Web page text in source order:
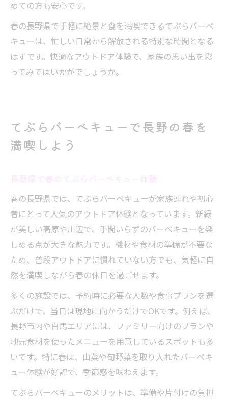
めての方も安心です。
春の長野県で手軽に絶景と食を満喫できるてぶらバーベ
キューは、忙しい日常から解放される特別な時間となる
はずです。快適なアウトドア体験で、家族の思い出を彩
ってみてはいかがでしょうか。
てぶらバーベキューで長野の春を
満喫しよう
春の長野県では、てぶらバーベキューが家族連れや初心
者にとって人気のアウトドア体験となっています。新緑
が美しい高原や川辺で、手間いらずのバーベキューを楽
しめる点が大きな魅力です。機材や食材の準備が不要な
ため、普段アウトドアに慣れていない方でも、気軽に自
然を満喫しながら春の休日を過ごせます。
多くの施設では、予約時に必要な人数や食事プランを選
ぶだけで、当日は現地に向かうだけでOKです。例えば、
長野市内や白馬エリアには、ファミリー向けのプランや
地元食材を使ったメニューを用意しているスポットも多
いです。特に春は、山菜や旬野菜を取り入れたバーベキ
ュー体験が好評で、季節感を味わえます。
てぶらバーベキューのメリットは、準備や片付けの負担